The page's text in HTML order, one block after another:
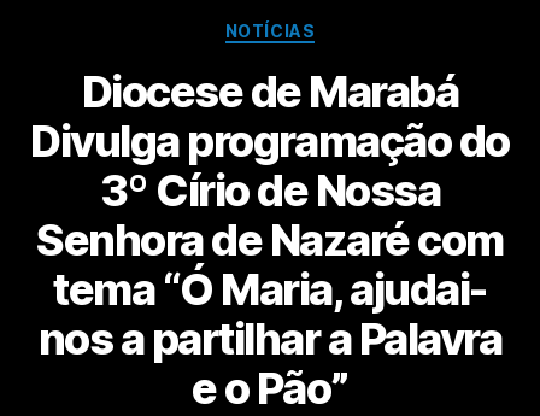
NOTÍCIAS
Diocese de Marabá
Divulga programação do
3º Círio de Nossa
Senhora de Nazaré com
tema “Ó Maria, ajudai-
nos a partilhar a Palavra
e o Pão”